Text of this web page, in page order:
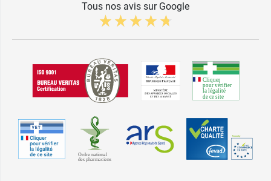
Tous nos avis sur Google